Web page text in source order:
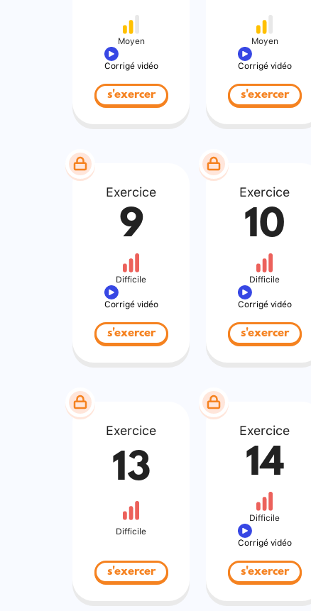
Moyen
Corrigé vidéo
s'exercer
Moyen
Corrigé vidéo
s'exercer
Exercice
9
Difficile
Corrigé vidéo
s'exercer
Exercice
10
Difficile
Corrigé vidéo
s'exercer
Exercice
13
Difficile
s'exercer
Exercice
14
Difficile
Corrigé vidéo
s'exercer